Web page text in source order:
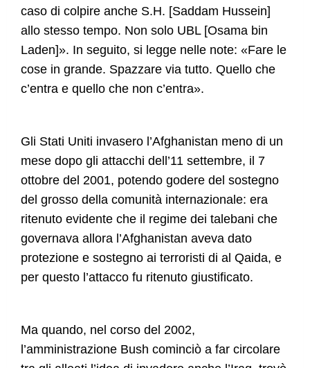
caso di colpire anche S.H. [Saddam Hussein]
allo stesso tempo. Non solo UBL [Osama bin
Laden]». In seguito, si legge nelle note: «Fare le
cose in grande. Spazzare via tutto. Quello che
c’entra e quello che non c’entra».
Gli Stati Uniti invasero l’Afghanistan meno di un
mese dopo gli attacchi dell’11 settembre, il 7
ottobre del 2001, potendo godere del sostegno
del grosso della comunità internazionale: era
ritenuto evidente che il regime dei talebani che
governava allora l’Afghanistan aveva dato
protezione e sostegno ai terroristi di al Qaida, e
per questo l’attacco fu ritenuto giustificato.
Ma quando, nel corso del 2002,
l’amministrazione Bush cominciò a far circolare